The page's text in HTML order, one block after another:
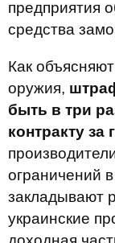
предприятия
средства
Как
оружия,
быть в три
контракту за
ограничений
закладывают
украинские